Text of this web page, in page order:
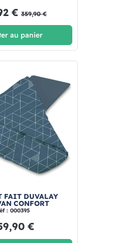
€ 359,90 €
au panier
FAIT DUVALAY
CONFORT
: 000395
€